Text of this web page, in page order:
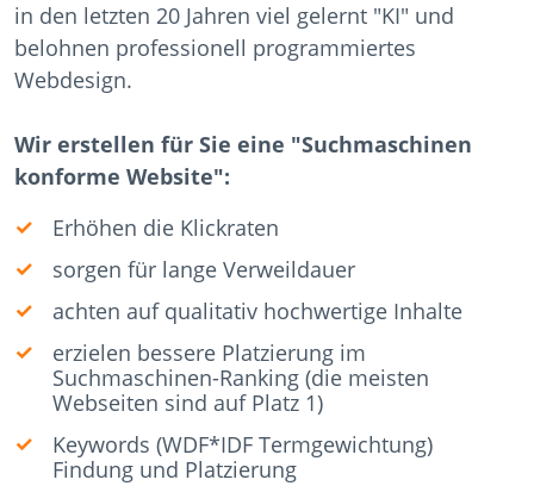
in den letzten 20 Jahren viel gelernt "KI" und
belohnen professionell programmiertes
Webdesign.
Wir erstellen für Sie eine "Suchmaschinen
konforme Website":
Erhöhen die Klickraten
sorgen für lange Verweildauer
achten auf qualitativ hochwertige Inhalte
erzielen bessere Platzierung im
Suchmaschinen-Ranking (die meisten
Webseiten sind auf Platz 1)
Keywords (WDF*IDF Termgewichtung)
Findung und Platzierung